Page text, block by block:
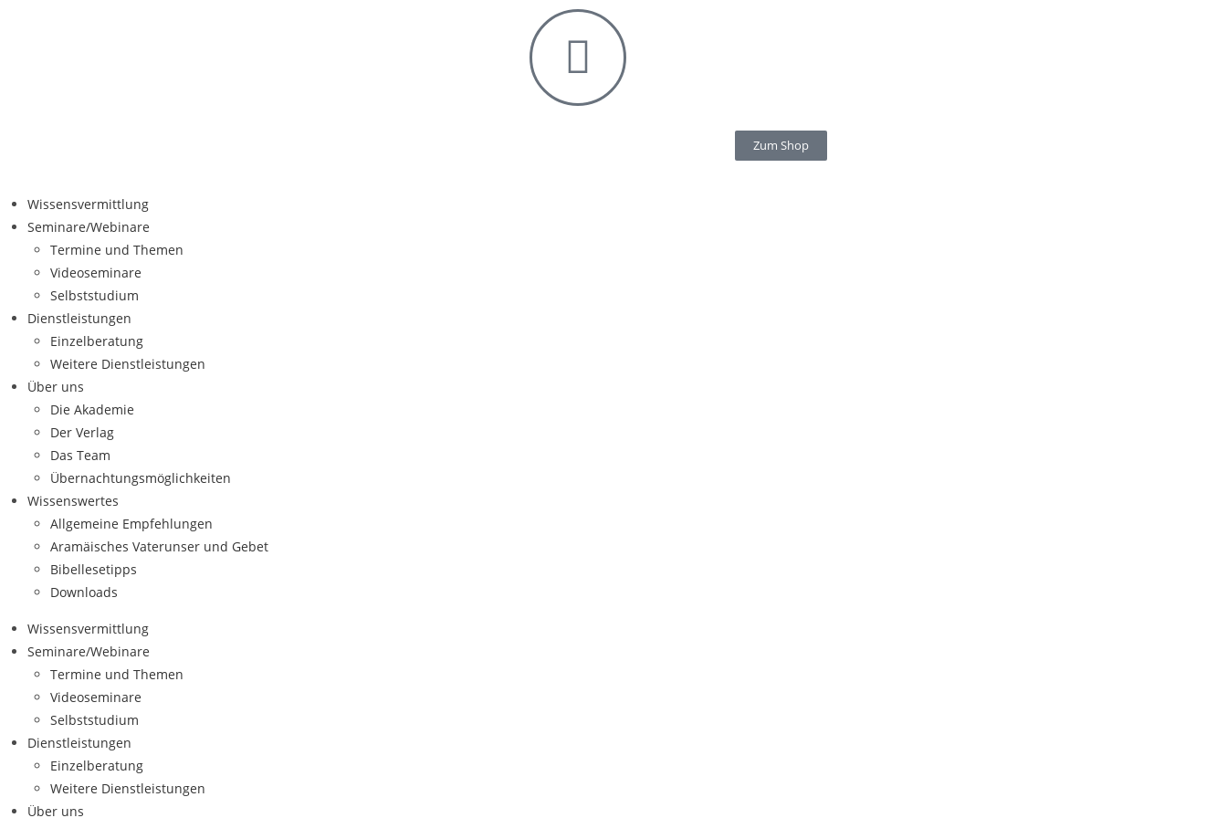
Zum Shop
Wissensvermittlung
Seminare/Webinare
Termine und Themen
Videoseminare
Selbststudium
Dienstleistungen
Einzelberatung
Weitere Dienstleistungen
Über uns
Die Akademie
Der Verlag
Das Team
Übernachtungsmöglichkeiten
Wissenswertes
Allgemeine Empfehlungen
Aramäisches Vaterunser und Gebet
Bibellesetipps
Downloads
Wissensvermittlung
Seminare/Webinare
Termine und Themen
Videoseminare
Selbststudium
Dienstleistungen
Einzelberatung
Weitere Dienstleistungen
Über uns